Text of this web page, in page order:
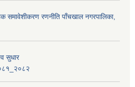
समावेशीकरण रणनीति पाँचखाल नगरपालिका,
सुधार